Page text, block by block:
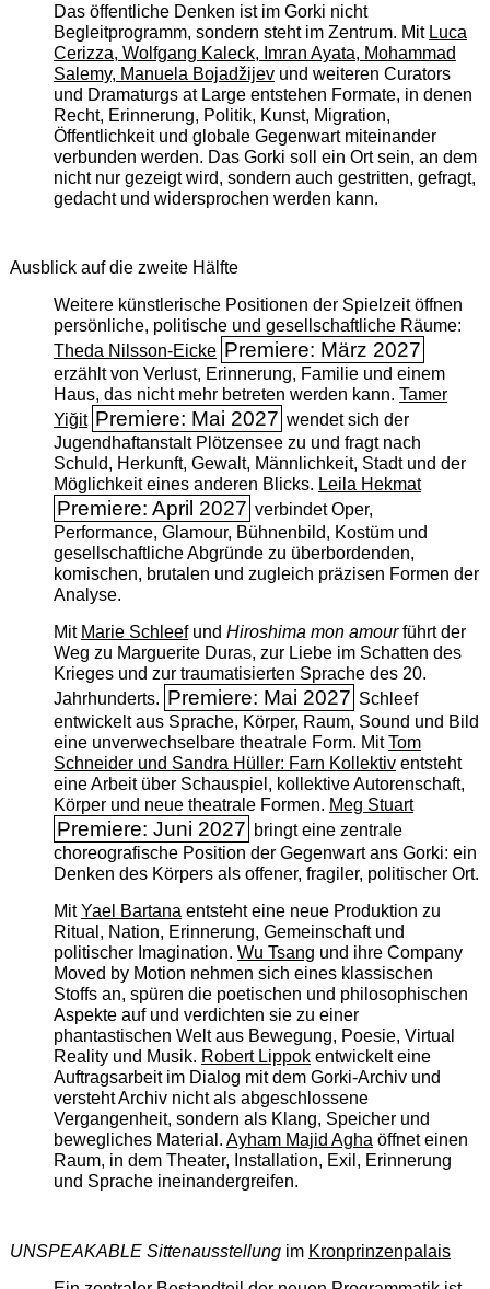
Das öffentliche Denken ist im Gorki nicht
Begleitprogramm, sondern steht im Zentrum. Mit Luca
Cerizza, Wolfgang Kaleck, Imran Ayata, Mohammad
Salemy, Manuela Bojadžijevund weiteren Curators
und Dramaturgs at Large entstehen Formate, in denen
Recht, Erinnerung, Politik, Kunst, Migration,
Öffentlichkeit und globale Gegenwart miteinander
verbunden werden. Das Gorki soll ein Ort sein, an dem
nicht nur gezeigt wird, sondern auch gestritten, gefragt,
gedacht und widersprochen werden kann.
Ausblick auf die zweite Hälfte
Weitere künstlerische Positionen der Spielzeit öffnen
persönliche, politische und gesellschaftliche Räume:
Theda Nilsson-Eicke Premiere: März 2027
erzählt von Verlust, Erinnerung, Familie und einem
Haus, das nicht mehr betreten werden kann. Tamer
Yiğit Premiere: Mai 2027 wendet sich der
Jugendhaftanstalt Plötzensee zu und fragt nach
Schuld, Herkunft, Gewalt, Männlichkeit, Stadt und der
Möglichkeit eines anderen Blicks. Leila Hekmat
Premiere: April 2027 verbindet Oper,
Performance, Glamour, Bühnenbild, Kostüm und
gesellschaftliche Abgründe zu überbordenden,
komischen, brutalen und zugleich präzisen Formen der
Analyse.
Mit Marie Schleefund Hiroshima mon amourführt der
Weg zu Marguerite Duras, zur Liebe im Schatten des
Krieges und zur traumatisierten Sprache des 20.
Jahrhunderts. Premiere: Mai 2027 Schleef
entwickelt aus Sprache, Körper, Raum, Sound und Bild
eine unverwechselbare theatrale Form. MitTom
Schneider und Sandra Hüller: Farn Kollektiventsteht
eine Arbeit über Schauspiel, kollektive Autorenschaft,
Körper und neue theatrale Formen. Meg Stuart
Premiere: Juni 2027 bringt eine zentrale
choreografische Position der Gegenwart ans Gorki: ein
Denken des Körpers als offener, fragiler, politischer Ort.
MitYael Bartanaentsteht eine neue Produktion zu
Ritual, Nation, Erinnerung, Gemeinschaft und
politischer Imagination. Wu Tsang und ihre Company
Moved by Motion nehmen sich eines klassischen
Stoffs an, spüren die poetischen und philosophischen
Aspekte auf und verdichten sie zu einer
phantastischen Welt aus Bewegung, Poesie, Virtual
Reality und Musik. Robert Lippokentwickelt eine
Auftragsarbeit im Dialog mit dem Gorki-Archiv und
versteht Archiv nicht als abgeschlossene
Vergangenheit, sondern als Klang, Speicher und
bewegliches Material. Ayham Majid Aghaöffnet einen
Raum, in dem Theater, Installation, Exil, Erinnerung
und Sprache ineinandergreifen.
UNSPEAKABLE Sittenausstellungim Kronprinzenpalais